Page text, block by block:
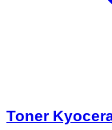
Toner